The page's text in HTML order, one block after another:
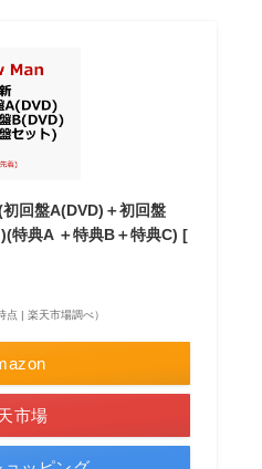
初回盤A(DVD)＋初回盤
特典A ＋特典B＋特典C) [
| 楽天市場調べ）
市場